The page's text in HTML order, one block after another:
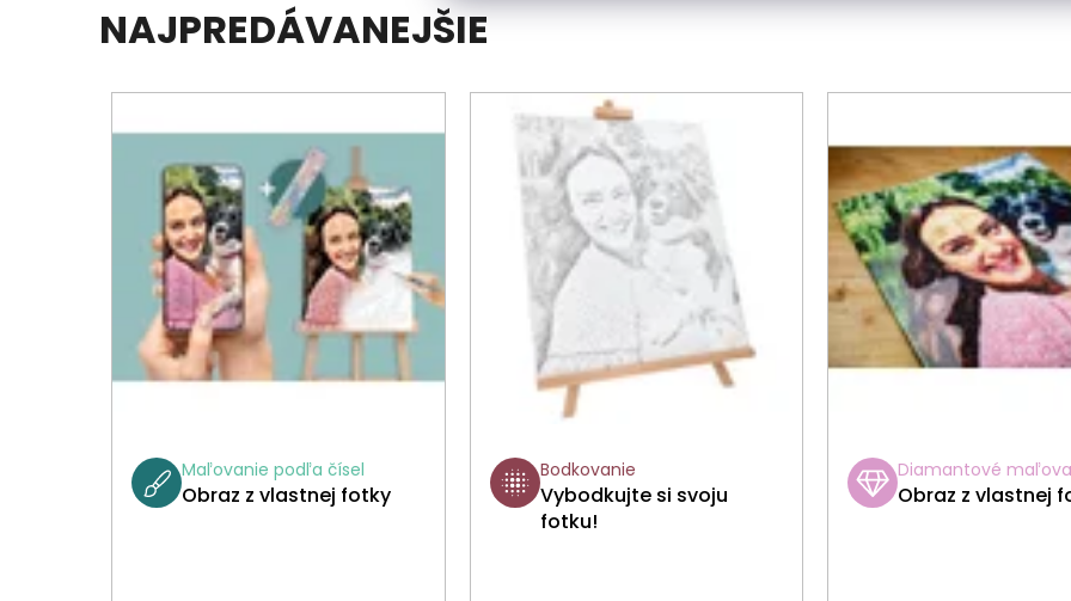
NAJPREDÁVANEJŠIE
Maľovanie podľa čísel
Obraz z vlastnej fotky
Bodkovanie
Vybodkujte si svoju
fotku!
Diamantové
Obraz z vlastnej